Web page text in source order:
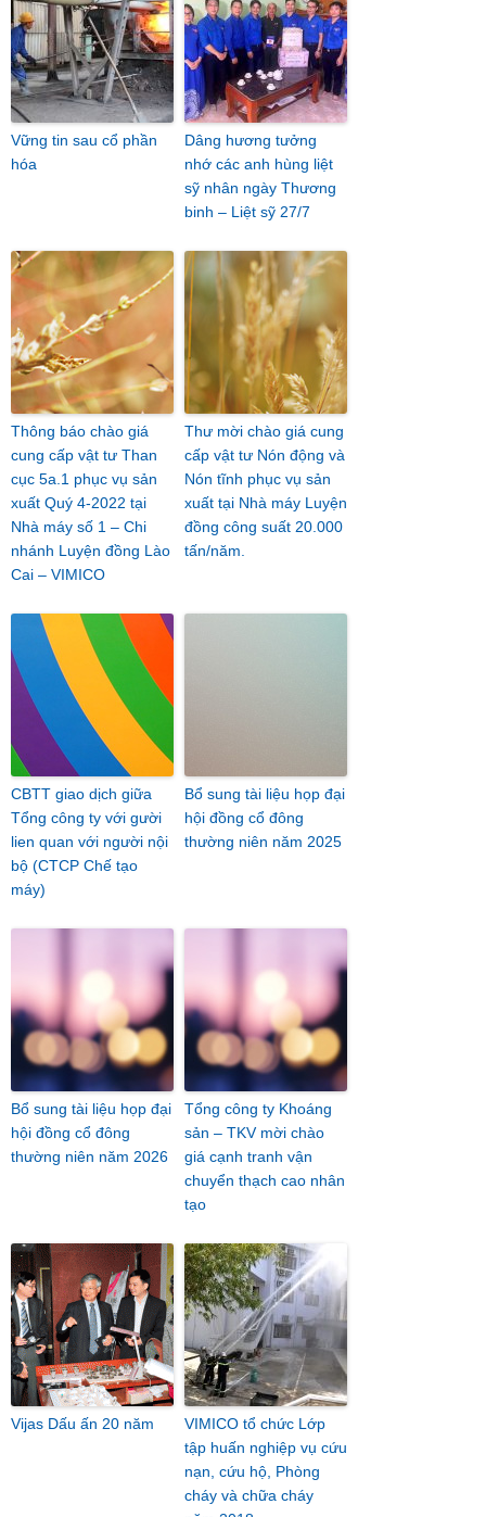
Vững tin sau cổ phần
hóa
Dâng hương tưởng
nhớ các anh hùng liệt
sỹ nhân ngày Thương
binh – Liệt sỹ 27/7
Thông báo chào giá
cung cấp vật tư Than
cục 5a.1 phục vụ sản
xuất Quý 4-2022 tại
Nhà máy số 1 – Chi
nhánh Luyện đồng Lào
Cai – VIMICO
Thư mời chào giá cung
cấp vật tư Nón động và
Nón tĩnh phục vụ sản
xuất tại Nhà máy Luyện
đồng công suất 20.000
tấn/năm.
CBTT giao dịch giữa
Tổng công ty với gười
lien quan với người nội
bộ (CTCP Chế tạo
máy)
Bổ sung tài liệu họp đại
hội đồng cổ đông
thường niên năm 2025
Bổ sung tài liệu họp đại
hội đồng cổ đông
thường niên năm 2026
Tổng công ty Khoáng
sản – TKV mời chào
giá cạnh tranh vận
chuyển thạch cao nhân
tạo
Vijas Dấu ấn 20 năm
VIMICO tổ chức Lớp
tập huấn nghiệp vụ cứu
nạn, cứu hộ, Phòng
cháy và chữa cháy